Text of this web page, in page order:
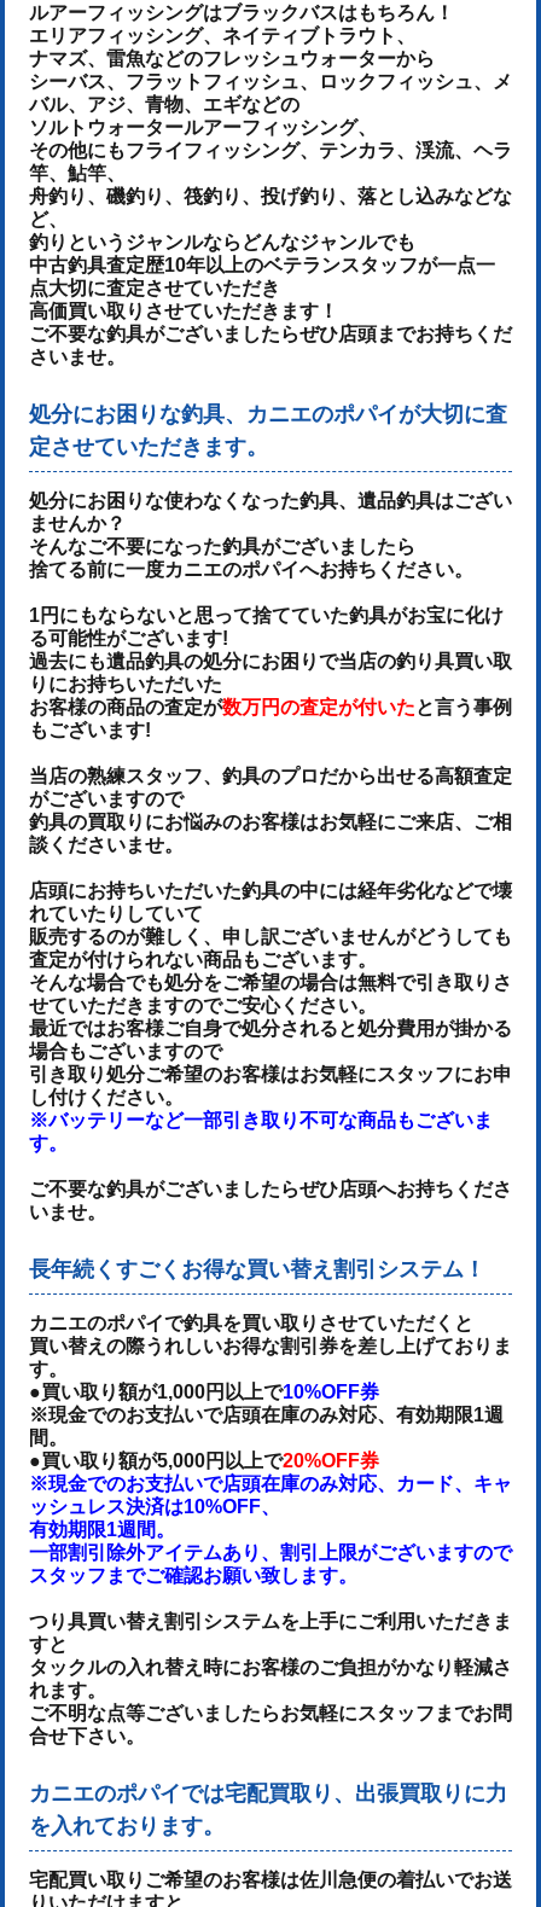
ルアーフィッシングはブラックバスはもちろん！
エリアフィッシング、ネイティブトラウト、
ナマズ、雷魚などのフレッシュウォーターから
シーバス、フラットフィッシュ、ロックフィッシュ、メ
バル、アジ、青物、 エギなどの
ソルトウォータールアーフィッシング、
その他にもフライフィッシング、テンカラ、渓流、ヘラ
竿、鮎竿、
舟釣り、磯釣り、筏釣り、投げ釣り、落とし込みなどな
ど、
釣りというジャンルならどんなジャンルでも
中古釣具査定歴10年以上のベテランスタッフが一点一
点大切に査定させていただき
高価買い取りさせていただきます！
ご不要な釣具がございましたらぜひ店頭までお持ちくだ
さいませ。
処分にお困りな釣具、カニエのポパイが大切に査
定させていただきます。
処分にお困りな使わなくなった釣具、遺品釣具はござい
ませんか？
そんなご不要になった釣具がございましたら
捨てる前に一度カニエのポパイへお持ちください。
1円にもならないと思って捨てていた釣具がお宝に化け
る可能性がございます!
過去にも遺品釣具の処分にお困りで当店の釣り具買い取
りにお持ちいただいた
お客様の商品の査定が数万円の査定が付いたと言う事例
もございます!
当店の熟練スタッフ、釣具のプロだから出せる高額査定
がございますので
釣具の買取りにお悩みのお客様はお気軽にご来店、ご相
談くださいませ。
店頭にお持ちいただいた釣具の中には経年劣化などで壊
れていたりしていて
販売するのが難しく、申し訳ございませんがどうしても
査定が付けられない商品もございます。
そんな場合でも処分をご希望の場合は無料で引き取りさ
せていただきますのでご安心ください。
最近ではお客様ご自身で処分されると処分費用が掛かる
場合もございますので
引き取り処分ご希望のお客様はお気軽にスタッフにお申
し付けください。
※バッテリーなど一部引き取り不可な商品もございま
す。
ご不要な釣具がございましたらぜひ店頭へお持ちくださ
いませ。
長年続くすごくお得な買い替え割引システム！
カニエのポパイで釣具を買い取りさせていただくと
買い替えの際うれしいお得な割引券を差し上げておりま
す。
●買い取り額が1,000円以上で10%OFF券
※現金でのお支払いで店頭在庫のみ対応、有効期限1週
間。
●買い取り額が5,000円以上で20%OFF券
※現金でのお支払いで店頭在庫のみ対応、カード、キャ
ッシュレス決済は10%OFF、
有効期限1週間。
一部割引除外アイテムあり、割引上限がございますので
スタッフまでご確認お願い致します。
つり具買い替え割引システムを上手にご利用いただきま
すと
タックルの入れ替え時にお客様のご負担がかなり軽減さ
れます。
ご不明な点等ございましたらお気軽にスタッフまでお問
合せ下さい。
カニエのポパイでは宅配買取り、出張買取りに力
を入れております。
宅配買い取りご希望のお客様は佐川急便の着払いでお送
りいただけますと